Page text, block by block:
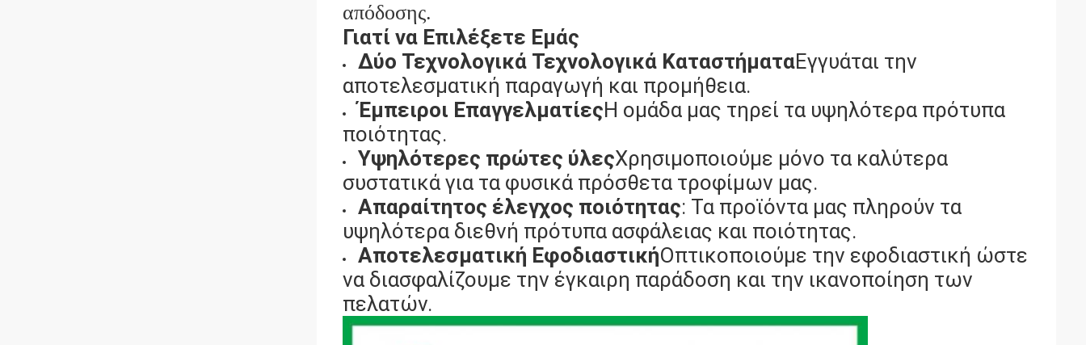
απόδοσης.
Γιατί να Επιλέξετε Εμάς
Δύο Τεχνολογικά Τεχνολογικά ΚαταστήματαΕγγυάται την
αποτελεσματική παραγωγή και προμήθεια.
Έμπειροι ΕπαγγελματίεςΗ ομάδα μας τηρεί τα υψηλότερα πρότυπα
ποιότητας.
Υψηλότερες πρώτες ύλεςΧρησιμοποιούμε μόνο τα καλύτερα
συστατικά για τα φυσικά πρόσθετα τροφίμων μας.
Απαραίτητος έλεγχος ποιότητας: Τα προϊόντα μας πληρούν τα
υψηλότερα διεθνή πρότυπα ασφάλειας και ποιότητας.
Αποτελεσματική ΕφοδιαστικήΟπτικοποιούμε την εφοδιαστική ώστε
να διασφαλίζουμε την έγκαιρη παράδοση και την ικανοποίηση των
πελατών.